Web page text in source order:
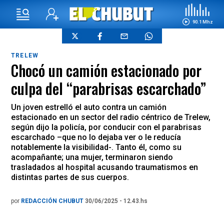
90.1 Mhz
TRELEW
Chocó un camión estacionado por
culpa del “parabrisas escarchado”
Un joven estrelló el auto contra un camión
estacionado en un sector del radio céntrico de Trelew,
según dijo la policía, por conducir con el parabrisas
escarchado –que no lo dejaba ver o le reducía
notablemente la visibilidad-. Tanto él, como su
acompañante; una mujer, terminaron siendo
trasladados al hospital acusando traumatismos en
distintas partes de sus cuerpos.
por REDACCIÓN CHUBUT 30/06/2025 - 12.43.hs